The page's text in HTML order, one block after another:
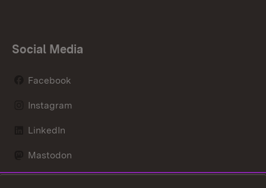
Social Media
Facebook
Instagram
LinkedIn
Mastodon